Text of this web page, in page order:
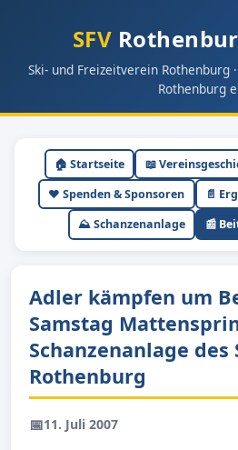
SFV
Ski- und Freizeitverein Rothenburg
Rothenburg
🏠 Startseite 📖
❤️ Spenden & Sponsoren
📄
⛰ Schanzenanlage
📰
Adler kämpfen um
Samstag
Schanzenanlage des
Rothenburg
📅11. Juli 2007